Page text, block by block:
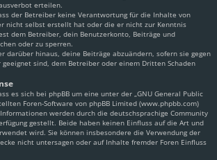
erteilen.
der Betreiber keine Verantwortung für die Inhalte von
nicht selbst erstellt hat oder die er nicht zur Kenntnis
dem Betreiber, dein Benutzerkonto, Beiträge und
oder zu sperren.
darüber hinaus, deine Beiträge abzuändern, sofern sie gegen
geeignet sind, dem Betreiber oder einem Dritten Schaden
es sich bei phpBB um eine unter der „GNU General Public
Foren-Software von phpBB Limited (www.phpbb.com)
werden durch die deutschsprachige Community
gestellt. Beide haben keinen Einfluss auf die Art und
wird. Sie können insbesondere die Verwendung der
nicht untersagen oder auf Inhalte fremder Foren Einfluss